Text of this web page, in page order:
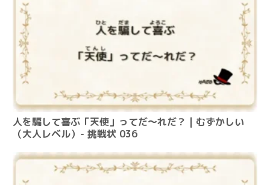
人を騙して喜ぶ「天使」ってだ～れだ？ | むずかしい
（大人レベル）- 挑戦状 036